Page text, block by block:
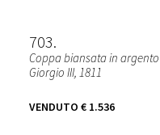
703
Coppa biansata in
Giorgio III, 1811
VENDUTO € 1.536